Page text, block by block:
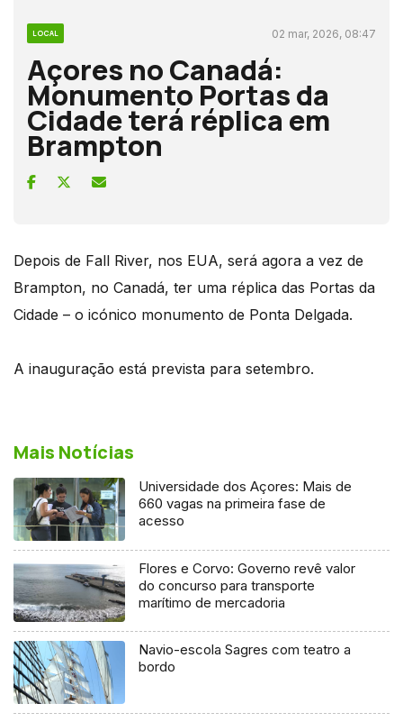
LOCAL 02 mar, 2026, 08:47
Açores no Canadá:
Monumento Portas da
Cidade terá réplica em
Brampton
Depois de Fall River, nos EUA, será agora a vez de
Brampton, no Canadá, ter uma réplica das Portas da
Cidade – o icónico monumento de Ponta Delgada.
A inauguração está prevista para setembro.
Mais Notícias
Universidade dos Açores: Mais de
660 vagas na primeira fase de
acesso
Flores e Corvo: Governo revê valor
do concurso para transporte
marítimo de mercadoria
Navio-escola Sagres com teatro a
bordo